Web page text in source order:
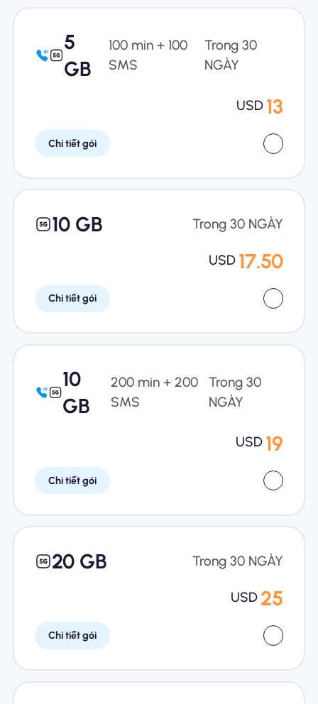
5
GB
100 min + 100
SMS
Trong 30
NGÀY
USD 13
Chi tiết gói
10 GB Trong 30 NGÀY
USD 17.50
Chi tiết gói
10
GB
200 min + 200
SMS
Trong 30
NGÀY
USD 19
Chi tiết gói
20 GB Trong 30 NGÀY
USD 25
Chi tiết gói